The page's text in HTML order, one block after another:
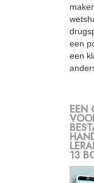
een
een
EEN
13